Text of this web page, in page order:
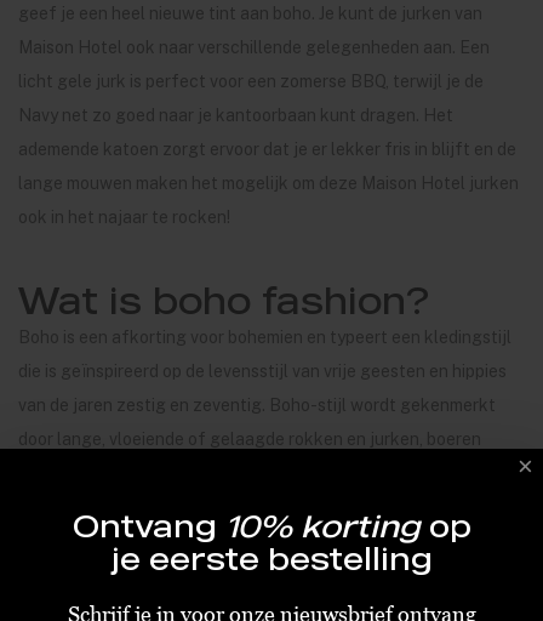
geef je een heel nieuwe tint aan boho. Je kunt de jurken van
Maison Hotel ook naar verschillende gelegenheden aan. Een
licht gele jurk is perfect voor een zomerse BBQ, terwijl je de
Navy net zo goed naar je kantoorbaan kunt dragen. Het
ademende katoen zorgt ervoor dat je er lekker fris in blijft en de
lange mouwen maken het mogelijk om deze Maison Hotel jurken
ook in het najaar te rocken!
Wat is boho fashion?
Boho is een afkorting voor bohemien en typeert een kledingstijl
die is geïnspireerd op de levensstijl van vrije geesten en hippies
van de jaren zestig en zeventig. Boho-stijl wordt gekenmerkt
door lange, vloeiende of gelaagde rokken en jurken, boeren
en platte sandalen met juwelen en verfraaiingen, of platte
enkellaarzen.
Ontvang 10% kortingop
je eerste bestelling
Schrijf je in voor onze nieuwsbrief ontvang